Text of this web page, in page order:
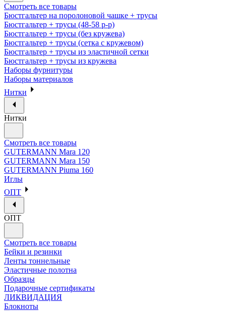
Смотреть все товары
Бюстгальтер на поролоновой чашке + трусы
Бюстгальтер + трусы (48-58 р-р)
Бюстгальтер + трусы (без кружева)
Бюстгальтер + трусы (сетка с кружевом)
Бюстгальтер + трусы из эластичной сетки
Бюстгальтер + трусы из кружева
Наборы фурнитуры
Наборы материалов
Нитки
Нитки
Смотреть все товары
GUTERMANN Mara 120
GUTERMANN Mara 150
GUTERMANN Piuma 160
Иглы
ОПТ
ОПТ
Смотреть все товары
Бейки и резинки
Ленты тоннельные
Эластичные полотна
Образцы
Подарочные сертификаты
ЛИКВИДАЦИЯ
Блокноты